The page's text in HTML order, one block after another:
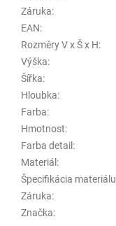
Záruka:
EAN:
Rozměry V x Š x H:
Výška:
Šířka:
Hloubka:
Farba:
Hmotnost:
Farba detail :
Materiál :
Špecifikácia materiálu
Záruka:
Značka: